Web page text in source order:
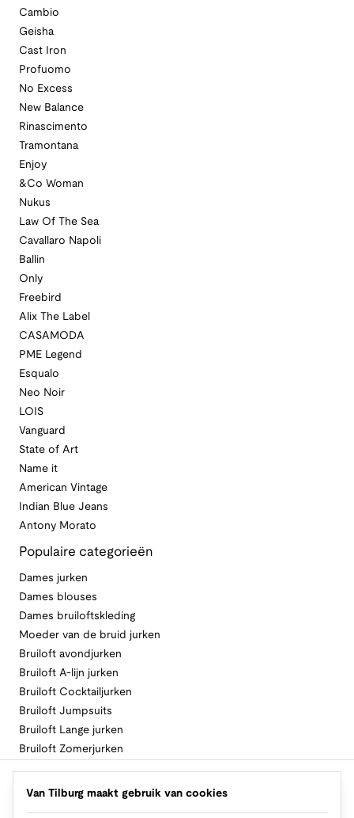
Cambio
Geisha
Cast Iron
Profuomo
No Excess
New Balance
Rinascimento
Tramontana
Enjoy
&Co Woman
Nukus
Law Of The Sea
Cavallaro Napoli
Ballin
Only
Freebird
Alix The Label
CASAMODA
PME Legend
Esqualo
Neo Noir
LOIS
Vanguard
State of Art
Name it
American Vintage
Indian Blue Jeans
Antony Morato
Populaire categorieën
Dames jurken
Dames blouses
Dames bruiloftskleding
Moeder van de bruid jurken
Bruiloft avondjurken
Bruiloft A-lijn jurken
Bruiloft Cocktailjurken
Bruiloft Jumpsuits
Bruiloft Lange jurken
Bruiloft Zomerjurken
Volg Van Tilburg
Van Tilburg maakt gebruik van cookies